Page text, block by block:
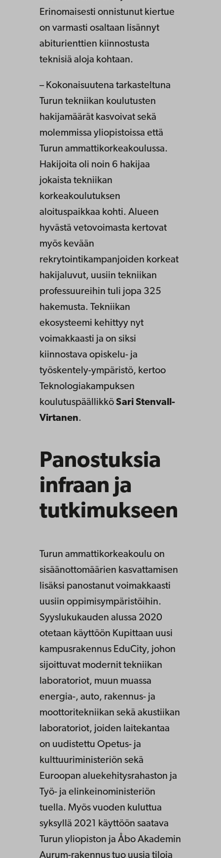
Erinomaisesti onnistunut kiertue
on varmasti osaltaan lisännyt
abiturienttien kiinnostusta
teknisiä aloja kohtaan.
– Kokonaisuutena tarkasteltuna
Turun tekniikan koulutusten
hakijamäärät kasvoivat sekä
molemmissa yliopistoissa että
Turun ammattikorkeakoulussa.
Hakijoita oli noin 6 hakijaa
jokaista tekniikan
korkeakoulutuksen
aloituspaikkaa kohti. Alueen
hyvästä vetovoimasta kertovat
myös kevään
rekrytointikampanjoiden korkeat
hakijaluvut, uusiin tekniikan
professuureihin tuli jopa 325
hakemusta. Tekniikan
ekosysteemi kehittyy nyt
voimakkaasti ja on siksi
kiinnostava opiskelu- ja
työskentely-ympäristö, kertoo
Teknologiakampuksen
koulutuspäällikkö Sari Stenvall-
Virtanen.
Panostuksia
infraan ja
tutkimukseen
Turun ammattikorkeakoulu on
sisäänottomäärien kasvattamisen
lisäksi panostanut voimakkaasti
uusiin oppimisympäristöihin.
Syyslukukauden alussa 2020
otetaan käyttöön Kupittaan uusi
kampusrakennus EduCity, johon
sijoittuvat modernit tekniikan
laboratoriot, muun muassa
energia-, auto, rakennus- ja
moottoritekniikan sekä akustiikan
laboratoriot, joiden laitekantaa
on uudistettu Opetus- ja
kulttuuriministeriön sekä
Euroopan aluekehitysrahaston ja
Työ- ja elinkeinoministeriön
tuella. Myös vuoden kuluttua
syksyllä 2021 käyttöön saatava
Turun yliopiston ja Åbo Akademin
Aurum-rakennus tuo uusia tiloja